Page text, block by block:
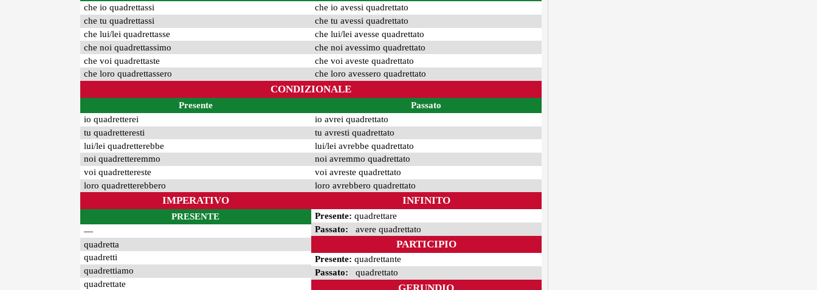
che io quadrettassi
che tu quadrettassi
che lui/lei quadrettasse
che noi quadrettassimo
che voi quadrettaste
che loro quadrettassero
che io avessi quadrettato
che tu avessi quadrettato
che lui/lei avesse quadrettato
che noi avessimo quadrettato
che voi aveste quadrettato
che loro avessero quadrettato
CONDIZIONALE
Presente
io quadretterei
tu quadretteresti
lui/lei quadretterebbe
noi quadretteremmo
voi quadrettereste
loro quadretterebbero
Passato
io avrei quadrettato
tu avresti quadrettato
lui/lei avrebbe quadrettato
noi avremmo quadrettato
voi avreste quadrettato
loro avrebbero quadrettato
IMPERATIVO
PRESENTE
—
quadretta
quadretti
quadrettiamo
quadrettate
INFINITO
Presente: quadrettare
Passato: avere quadrettato
PARTICIPIO
Presente: quadrettante
Passato: quadrettato
GERUNDIO